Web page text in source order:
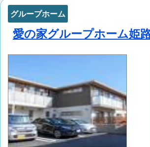
グループホーム
愛の家グループホーム姫